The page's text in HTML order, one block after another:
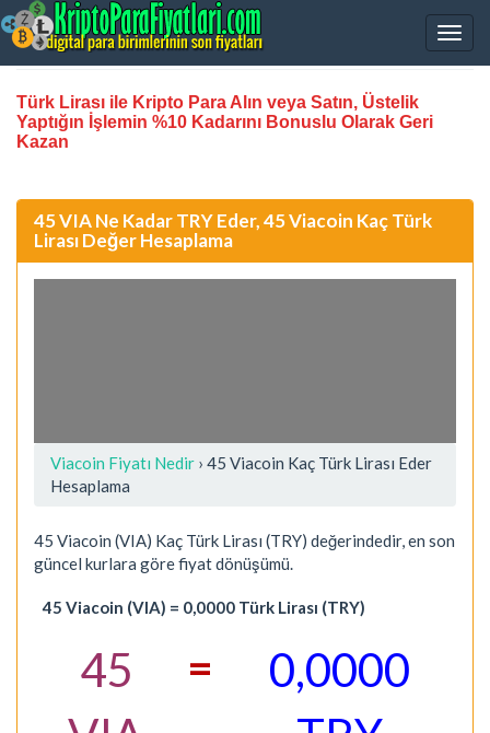
Türk Lirası ile Kripto Para Alın veya Satın, Üstelik
Yaptığın İşlemin %10 Kadarını Bonuslu Olarak Geri
Kazan
45 VIA Ne Kadar TRY Eder, 45 Viacoin Kaç Türk
Lirası Değer Hesaplama
Viacoin Fiyatı Nedir › 45 Viacoin Kaç Türk Lirası Eder
Hesaplama
45 Viacoin (VIA) Kaç Türk Lirası (TRY) değerindedir, en son
güncel kurlara göre fiyat dönüşümü.
45 Viacoin (VIA) = 0,0000 Türk Lirası (TRY)
45
=
0,0000